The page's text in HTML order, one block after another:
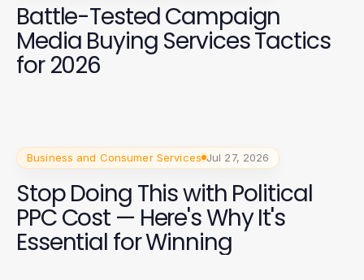
Battle-Tested Campaign
Media Buying Services Tactics
for 2026
Business and Consumer Services Jul 27, 2026
Stop Doing This with Political
PPC Cost — Here's Why It's
Essential for Winning